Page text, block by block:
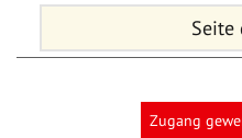
Seite
Zugang